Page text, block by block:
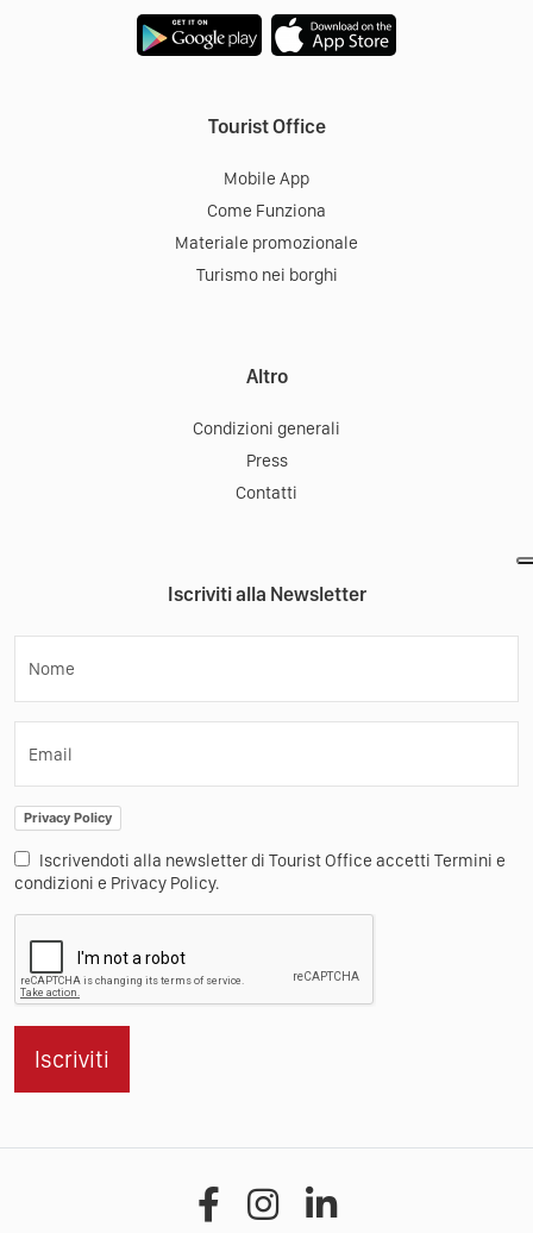
Tourist Office
Mobile App
Come Funziona
Materiale promozionale
Turismo nei borghi
Altro
Condizioni generali
Press
Contatti
Iscriviti alla Newsletter
Nome
Email
Privacy Policy
Iscrivendoti alla newsletter di Tourist Office accetti Termini e
condizioni e Privacy Policy.
Iscriviti